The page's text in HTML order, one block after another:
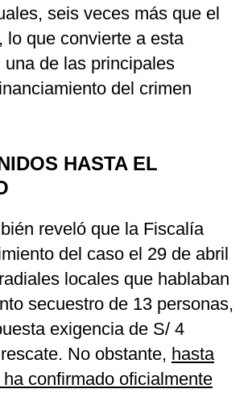
seis veces más que el
lo que convierte a esta
una de las principales
del crimen
HASTA EL
reveló que la Fiscalía
del caso el 29 de abril
locales que hablaban
secuestro de 13 personas,
exigencia de S/ 4
No obstante, hasta
confirmado oficialmente